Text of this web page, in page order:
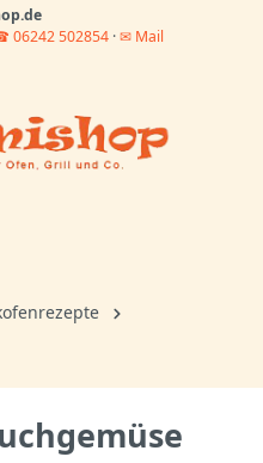
06242 502854·✉ Mail